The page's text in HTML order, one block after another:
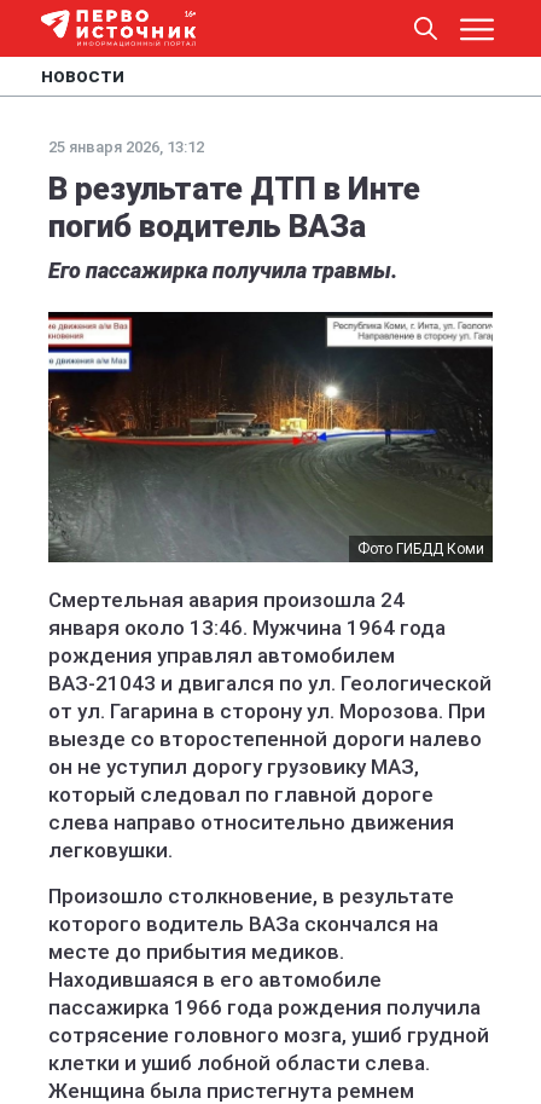
НОВОСТИ
25 января 2026, 13:12
В результате ДТП в Инте
погиб водитель ВАЗа
Его пассажирка получила травмы.
Фото ГИБДД Коми
Смертельная авария произошла 24
января около 13:46. Мужчина 1964 года
рождения управлял автомобилем
ВАЗ-21043 и двигался по ул. Геологической
от ул. Гагарина в сторону ул. Морозова. При
выезде со второстепенной дороги налево
он не уступил дорогу грузовику МАЗ,
который следовал по главной дороге
слева направо относительно движения
легковушки.
Произошло столкновение, в результате
которого водитель ВАЗа скончался на
месте до прибытия медиков.
Находившаяся в его автомобиле
пассажирка 1966 года рождения получила
сотрясение головного мозга, ушиб грудной
клетки и ушиб лобной области слева.
Женщина была пристегнута ремнем